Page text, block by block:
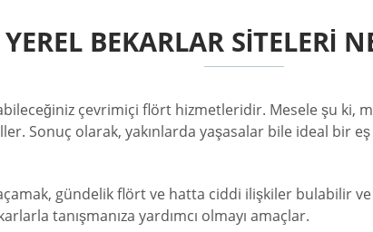
YEREL BEKARLAR SITELERI
çevrimiçi flört hizmetleridir. Mesele şu ki,
Sonuç olarak, yakınlarda yaşasalar bile ideal bir
gündelik flört ve hatta ciddi ilişkiler bulabilir ve
tanışmanıza yardımcı olmayı amaçlar.